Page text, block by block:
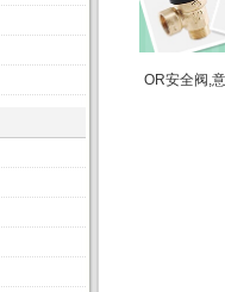
OR安全阀,